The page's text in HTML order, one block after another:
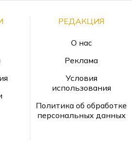
РЕДАКЦИЯ
О нас
Реклама
Условия
использования
Политика об обработке
персональных данных